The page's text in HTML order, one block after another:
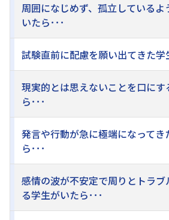
周囲になじめず、孤立している
いたら･･･
試験直前に配慮を願い出てきた学
現実的とは思えないことを口にす
ら･･･
発言や行動が急に極端になってき
ら･･･
感情の波が不安定で周りとトラブ
る学生がいたら･･･